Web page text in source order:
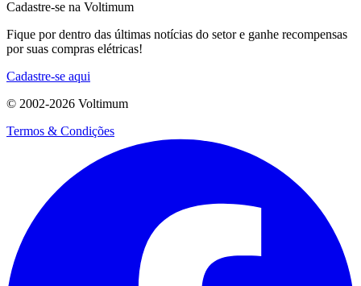
Cadastre-se na Voltimum
Fique por dentro das últimas notícias do setor e ganhe recompensas
por suas compras elétricas!
Cadastre-se aqui
© 2002-2026 Voltimum
Termos & Condições